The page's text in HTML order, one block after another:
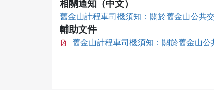
相關通知（中文）
舊金山計程車司機須知：關於舊金山公共
輔助文件
舊金山計程車司機須知：關於舊金山